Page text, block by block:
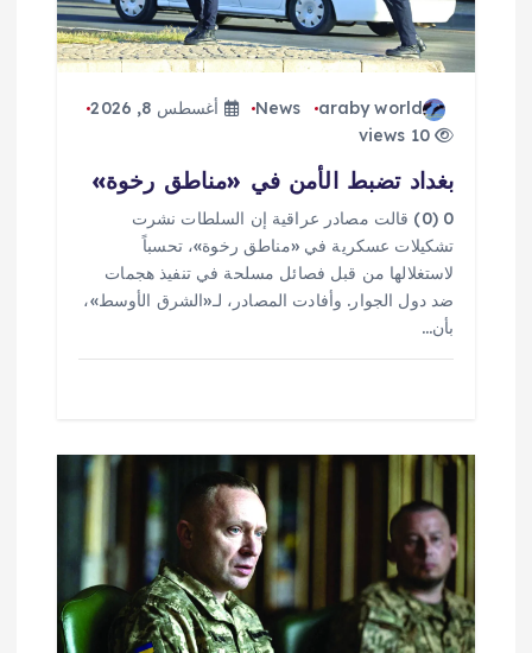
ت
araby world
News
أغسطس 8, 2026
10 views
بغداد تضبط الأمن في «مناطق رخوة»
0 (0) قالت مصادر عراقية إن السلطات نشرت
تشكيلات عسكرية في «مناطق رخوة»، تحسباً
لاستغلالها من قبل فصائل مسلحة في تنفيذ هجمات
ضد دول الجوار. وأفادت المصادر، لـ«الشرق الأوسط»،
بأن…